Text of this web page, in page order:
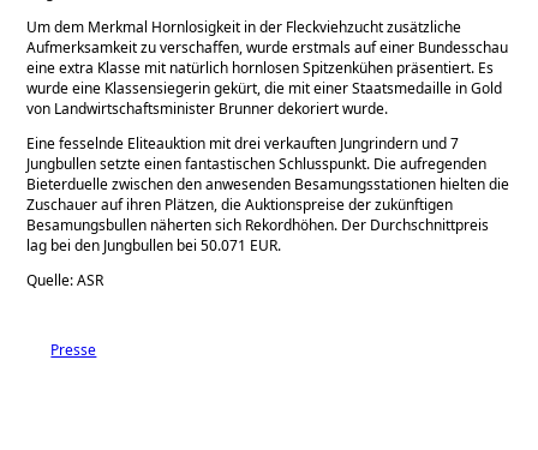
Um dem Merkmal Hornlosigkeit in der Fleckviehzucht zusätzliche
Aufmerksamkeit zu verschaffen, wurde erstmals auf einer Bundesschau
eine extra Klasse mit natürlich hornlosen Spitzenkühen präsentiert. Es
wurde eine Klassensiegerin gekürt, die mit einer Staatsmedaille in Gold
von Landwirtschaftsminister Brunner dekoriert wurde.
Eine fesselnde Eliteauktion mit drei verkauften Jungrindern und 7
Jungbullen setzte einen fantastischen Schlusspunkt. Die aufregenden
Bieterduelle zwischen den anwesenden Besamungsstationen hielten die
Zuschauer auf ihren Plätzen, die Auktionspreise der zukünftigen
Besamungsbullen näherten sich Rekordhöhen. Der Durchschnittpreis
lag bei den Jungbullen bei 50.071 EUR.
Quelle: ASR
Presse